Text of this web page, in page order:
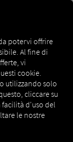
potervi offrire
Al fine di
vi
cookie.
utilizzando solo
cliccare su
facilità d'uso del
le nostre